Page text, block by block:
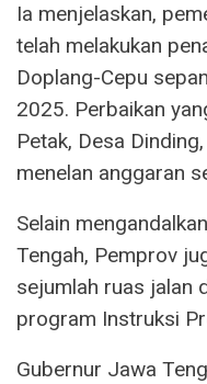
Ia menjelaskan,
telah melakukan
Doplang-Cepu
2025. Perbaikan
Petak, Desa
menelan anggaran
Selain
Tengah, Pemprov
sejumlah ruas jalan
program Instruksi
Gubernur Jawa